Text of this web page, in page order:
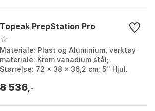
Topeak PrepStation Pro
Materiale: Plast og Aluminium, verktøy
materiale: Krom vanadium stål;
Størrelse: 72 x 38 x 36,2 cm; 5'' Hjul.
8 536 ,-